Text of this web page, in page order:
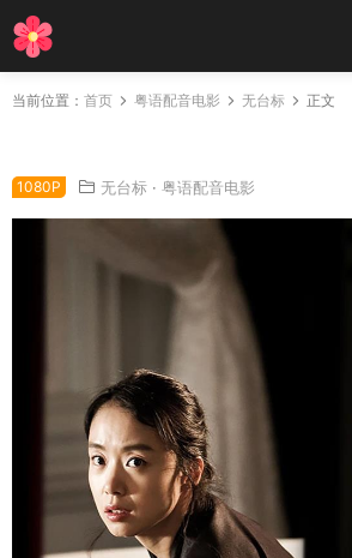
当前位置： 首页 粤语配音电影 无台标 正文
1080P 无台标 · 粤语配音电影